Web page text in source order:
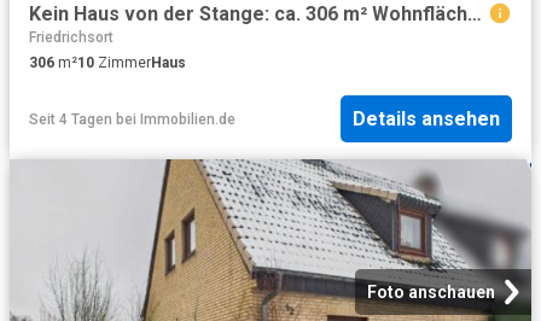
Kein Haus von der Stange: ca. 306 m² Wohnfläche in zweiter Reihe mit Entwicklungspotenzial!
Friedrichsort
306 m²10 ZimmerHaus
Seit 4 Tagen bei Immobilien.de Details ansehen
Foto anschauen